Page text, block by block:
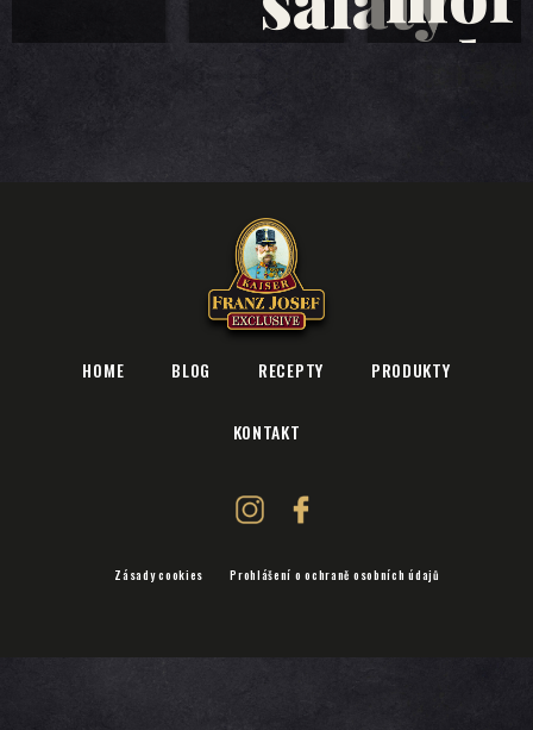
HOME BLOG RECEPTY PRODUKTY
KONTAKT
Zásady cookies Prohlášení o ochraně osobních údajů